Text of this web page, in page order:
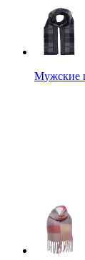
Мужские